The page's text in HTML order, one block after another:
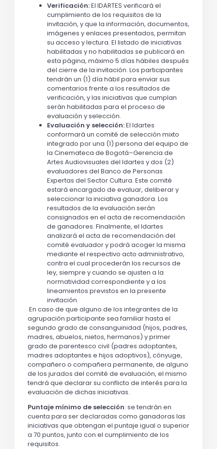
Verificación:El IDARTES verificará el
cumplimiento de los requisitos de la
invitación, y que la información, documentos,
imágenes y enlaces presentados, permitan
su acceso y lectura. El listado de iniciativas
habilitadas y no habilitadas se publicará en
esta página, máximo 5 días hábiles después
del cierre de la invitación. Los participantes
tendrán un (1) día hábil para enviar sus
comentarios frente a los resultados de
verificación, y las iniciativas que cumplan
serán habilitadas para el proceso de
evaluación y selección.
Evaluación y selección:El Idartes
conformará un comité de selección mixto
integrado por una (1) persona del equipo de
la Cinemateca de Bogotá–Gerencia de
Artes Audiovisuales del Idartes y dos (2)
evaluadores del Banco de Personas
Expertas del Sector Cultura. Este comité
estará encargado de evaluar, deliberar y
seleccionar la iniciativa ganadora. Los
resultados de la evaluación serán
consignados en el acta de recomendación
de ganadores. Finalmente, el Idartes
analizará el acta de recomendación del
comité evaluador y podrá acoger la misma
mediante el respectivo acto administrativo,
contra el cual procederán los recursos de
ley, siempre y cuando se ajusten a la
normatividad correspondiente y a los
lineamientos previstos en la presente
invitación.
En caso de que alguno de los integrantes de la
agrupación participante sea familiar hasta el
segundo grado de consanguinidad (hijos, padres,
madres, abuelos, nietos, hermanos) y primer
grado de parentesco civil (padres adoptantes,
madres adoptantes e hijos adoptivos), cónyuge,
compañero o compañera permanente, de alguno
de los jurados del comité de evaluación, el mismo
tendrá que declarar su conflicto de interés para la
evaluación de dichas iniciativas.
Puntaje mínimo de selección: se tendrán en
cuenta para ser declaradas como ganadoras las
iniciativas que obtengan el puntaje igual o superior
a 70 puntos, junto con el cumplimiento de los
requisitos.